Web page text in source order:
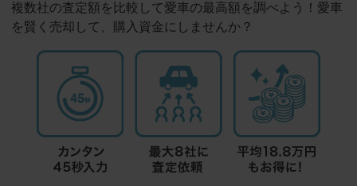
複数社の査定額を比較して愛車の最高額を調べよう！愛車
を賢く売却して、購入資金にしませんか？